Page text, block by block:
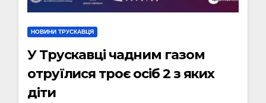
НОВИНИ ТРУСКАВЦЯ
У Трускавці чадним газом
отруїлися троє осіб 2 з яких
діти